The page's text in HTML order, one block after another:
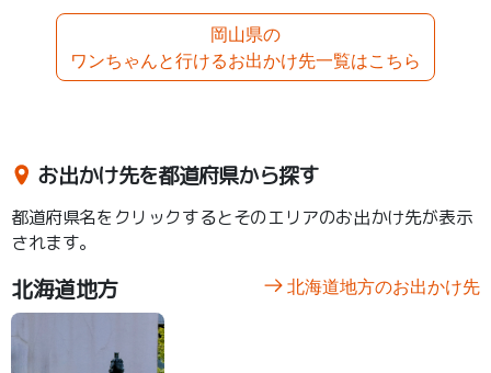
岡山県の
ワンちゃんと行けるお出かけ先一覧はこちら
お出かけ先を都道府県から探す
都道府県名をクリックするとそのエリアのお出かけ先が表示
されます。
北海道地方 北海道地方のお出かけ先